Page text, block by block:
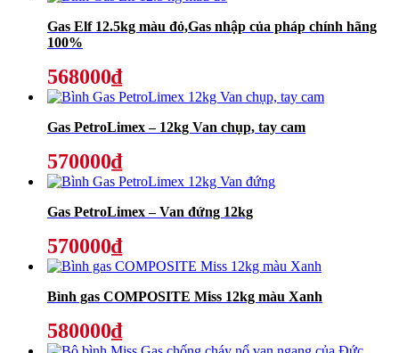
Gas Elf 12.5kg màu đỏ,Gas nhập của pháp chính hãng
100%
568000₫
Gas PetroLimex – 12kg Van chụp, tay cam
570000₫
Gas PetroLimex – Van đứng 12kg
570000₫
Bình gas COMPOSITE Miss 12kg màu Xanh
580000₫